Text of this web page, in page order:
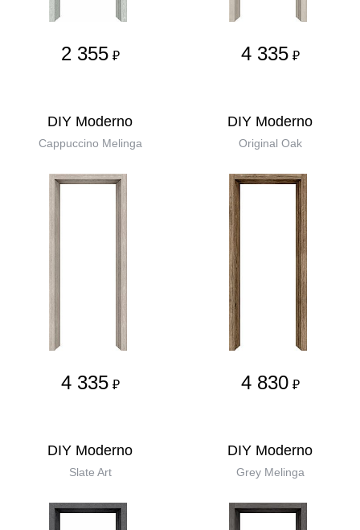
2 355 ₽ 4 335 ₽
DIY Moderno
Cappuccino Melinga
4 335 ₽
DIY Moderno
Original Oak
4 830 ₽
DIY Moderno
Slate Art
DIY Moderno
Grey Melinga